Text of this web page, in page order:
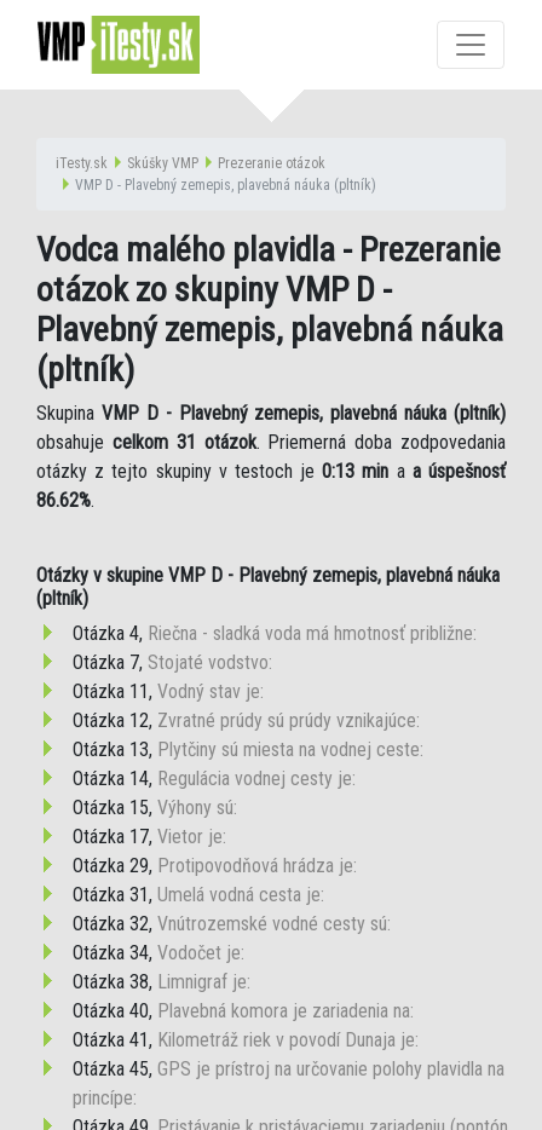
iTesty.sk Skúšky VMP
Prezeranie otázok
VMP D - Plavebný zemepis, plavebná náuka (pltník)
Vodca malého plavidla - Prezeranie
otázok zo skupiny VMP D -
Plavebný zemepis, plavebná náuka
(pltník)
Skupina VMP D - Plavebný zemepis, plavebná náuka (pltník)
obsahuje celkom 31 otázok. Priemerná doba zodpovedania
otázky z tejto skupiny v testoch je0:13 min a a úspešnosť
86.62%.
Otázky v skupine VMP D - Plavebný zemepis, plavebná náuka
(pltník)
Otázka 4, Riečna - sladká voda má hmotnosť približne:
Otázka 7, Stojaté vodstvo:
Otázka 11, Vodný stav je:
Otázka 12, Zvratné prúdy sú prúdy vznikajúce:
Otázka 13, Plytčiny sú miesta na vodnej ceste:
Otázka 14, Regulácia vodnej cesty je:
Otázka 15, Výhony sú:
Otázka 17, Vietor je:
Otázka 29, Protipovodňová hrádza je:
Otázka 31, Umelá vodná cesta je:
Otázka 32, Vnútrozemské vodné cesty sú:
Otázka 34, Vodočet je:
Otázka 38, Limnigraf je:
Otázka 40, Plavebná komora je zariadenia na:
Otázka 41, Kilometráž riek v povodí Dunaja je:
Otázka 45, GPS je prístroj na určovanie polohy plavidla na
princípe: